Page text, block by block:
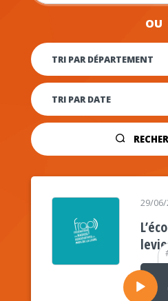
OU
29/
audio